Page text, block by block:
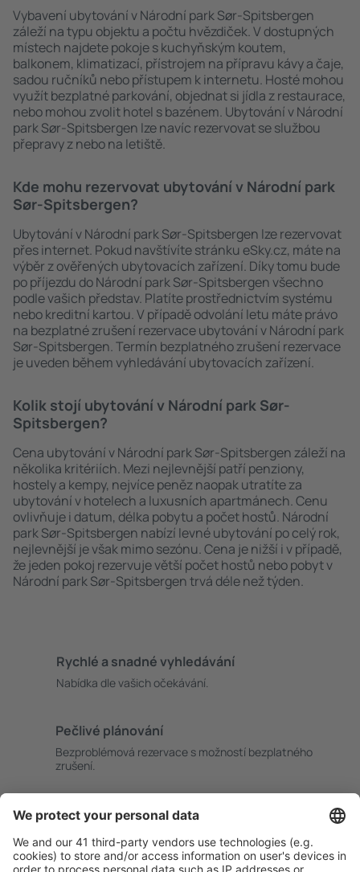
Vybavení ubytování v Národní park Sør-Spitsbergen
záleží na typu objektu a počtu hvězdiček. V dostupných
místech najdete pokoje s kuchyňským koutem,
balkonem, klimatizací, přístrojem na přípravu kávy a čaje,
sadou ručníků nebo přístupem k internetu. Hosté mohou
využít bezplatné parkování, objednat si jídla z restaurace,
nebo mohou zvolit hotel s bazénem. Ubytování v Národní
park Sør-Spitsbergen lze navíc rezervovat se službou
přepravy z nebo na letiště.
Kde mohu rezervovat ubytování v Národní park
Sør-Spitsbergen?
Ubytování v Národní park Sør-Spitsbergen lze rezervovat
přes internet. Pokud navštívíte stránku eSky.cz, máte na
výběr z ověřených ubytovacích zařízení. Díky tomu bude
po příjezdu do Národní park Sør-Spitsbergen všechno
podle vašich představ. Platíte prostřednictvím systému
nebo kreditní kartou. V případě odvolání letu máte právo
na bezplatné zrušení rezervace ubytování v Národní park
Sør-Spitsbergen. Termín bezplatného zrušení rezervace
je uveden během vyhledávání ubytovacích zařízení.
Kolik stojí ubytování v Národní park Sør-
Spitsbergen?
Cena ubytování v Národní park Sør-Spitsbergen záleží na
několika kritériích. Mezi nejlevnější patří penziony,
hostely a kempy, nejvíce peněz naopak utratíte za
ubytování v hotelech a luxusních apartmánech. Cenu
ovlivňuje i datum, délka pobytu a počet hostů. Národní
park Sør-Spitsbergen nabízí levné ubytování po celý rok,
nejlevnější je však mimo sezónu. Cena je nižší i v případě,
že jeden pokoj rezervuje větší počet hostů nebo pobyt v
Národní park Sør-Spitsbergen trvá déle než týden.
Rychlé a snadné vyhledávání
Nabídka dle vašich očekávání.
Pečlivé plánování
Bezproblémová rezervace s možností bezplatného
zrušení.
Atraktivní ceny a speciální nabídky pro přihlášené
uživatele.